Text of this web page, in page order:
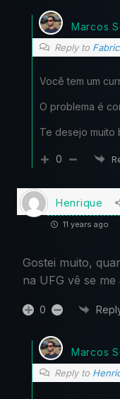
Marcos
Reply to
Você tem um
O problema é
Te desejo muito
0
Henrique
11 years ago
Gostei muito,
na UFG vê se
0
Marcos
Reply to